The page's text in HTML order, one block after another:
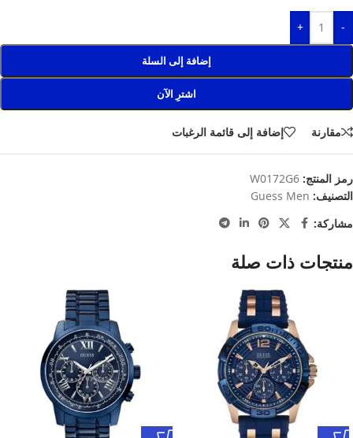
-
+
إضافة إلى السلة
اشترِ الآن
مقارنة إضافة إلى قائمة الرغبات
رمز المنتج: W0172G6
التصنيف: Guess Men
مشاركة:
منتجات ذات صلة